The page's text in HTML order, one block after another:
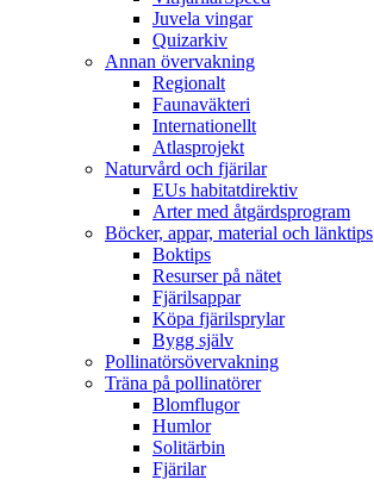
Juvela vingar
Quizarkiv
Annan övervakning
Regionalt
Faunaväkteri
Internationellt
Atlasprojekt
Naturvård och fjärilar
EUs habitatdirektiv
Arter med åtgärdsprogram
Böcker, appar, material och länktips
Boktips
Resurser på nätet
Fjärilsappar
Köpa fjärilsprylar
Bygg själv
Pollinatörsövervakning
Träna på pollinatörer
Blomflugor
Humlor
Solitärbin
Fjärilar